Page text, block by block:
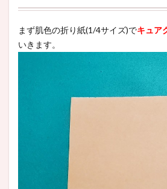
まず肌色の折り紙(1/4サイズ)でキュア
いきます。